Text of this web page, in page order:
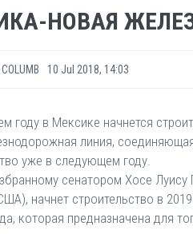
НОВАЯ
COLUMB 10 Jul 2018, 14:03
году в Мексике начнется
линия,
уже в следующем году.
сенатором Хосе
начнет строительство в
которая предназначена для